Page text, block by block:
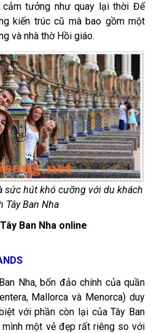
cảm tưởng như quay lại thời Đế
kiến trúc cũ mà bao gồm một
và nhà thờ Hồi giáo.
sức hút khó cưỡng với du khách
Tây Ban Nha
Ban Nha online
Nha, bốn đảo chính của quần
Mallorca và Menorca) duy
với phần còn lại của Tây Ban
mình một vẻ đẹp rất riêng so với